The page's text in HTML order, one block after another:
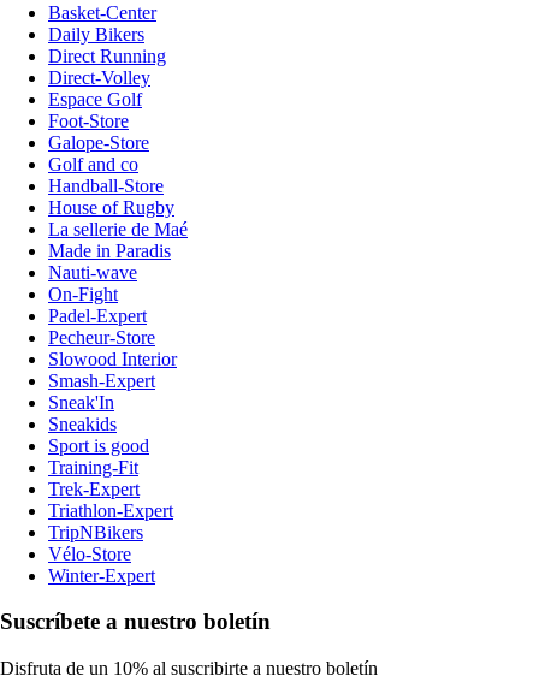
Basket-Center
Daily Bikers
Direct Running
Direct-Volley
Espace Golf
Foot-Store
Galope-Store
Golf and co
Handball-Store
House of Rugby
La sellerie de Maé
Made in Paradis
Nauti-wave
On-Fight
Padel-Expert
Pecheur-Store
Slowood Interior
Smash-Expert
Sneak'In
Sneakids
Sport is good
Training-Fit
Trek-Expert
Triathlon-Expert
TripNBikers
Vélo-Store
Winter-Expert
Suscríbete a nuestro boletín
Disfruta de un 10% al suscribirte a nuestro boletín